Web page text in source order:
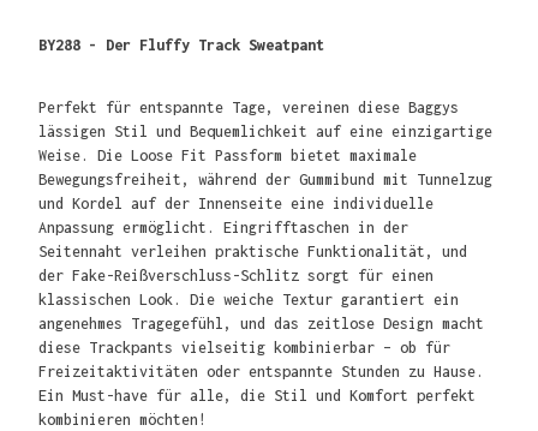
BY288 - Der Fluffy Track Sweatpant
Perfekt für entspannte Tage, vereinen diese Baggys
lässigen Stil und Bequemlichkeit auf eine einzigartige
Weise. Die Loose Fit Passform bietet maximale
Bewegungsfreiheit, während der Gummibund mit Tunnelzug
und Kordel auf der Innenseite eine individuelle
Anpassung ermöglicht. Eingrifftaschen in der
Seitennaht verleihen praktische Funktionalität, und
der Fake-Reißverschluss-Schlitz sorgt für einen
klassischen Look. Die weiche Textur garantiert ein
angenehmes Tragegefühl, und das zeitlose Design macht
diese Trackpants vielseitig kombinierbar – ob für
Freizeitaktivitäten oder entspannte Stunden zu Hause.
Ein Must-have für alle, die Stil und Komfort perfekt
kombinieren möchten!